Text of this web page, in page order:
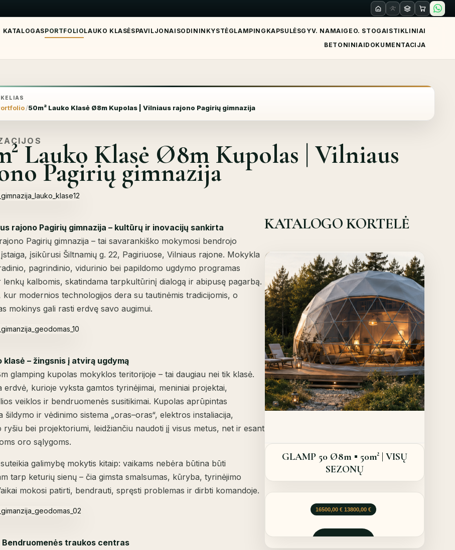
KATALOGASPORTFOLIOLAUKO KLASĖSPAVILJONAI SODININKYSTĖGLAMPING KAPSULĖSGYV. NAMAIGEO. STOGAI STIKLINIAI
BETONINIAIDOKUMENTACIJA
50m² Lauko Klasė Ø8m Kupolas | Vilniaus rajono Pagirių gimnazija
Lauko Klasė Ø8m Kupolas | Vilniaus
Pagirių gimnazija
rajono Pagirių gimnazija – kultūrų ir inovacijų sankirta
Pagirių gimnazija – tai savarankiško mokymosi bendrojo
įsikūrusi Šiltnamių g. 22, Pagiriuose, Vilniaus rajone. Mokykla
pagrindinio, vidurinio bei papildomo ugdymo programas
lenkų kalbomis, skatindama tarpkultūrinį dialogą ir abipusę pagarbą.
kur modernios technologijos dera su tautinėmis tradicijomis, o
mokinys gali rasti erdvę savo augimui.
klasė – žingsnis į atvirą ugdymą
glamping kupolas mokyklos teritorijoje – tai daugiau nei tik klasė.
erdvė, kurioje vyksta gamtos tyrinėjimai, meniniai projektai,
veiklos ir bendruomenės susitikimai. Kupolas aprūpintas
šildymo ir vėdinimo sistema „oras–oras“, elektros instaliacija,
ryšiu bei projektoriumi, leidžiančiu naudoti jį visus metus, net ir esant
oro sąlygoms.
galimybę mokytis kitaip: vaikams nebėra būtina būti
tarp keturių sienų – čia gimsta smalsumas, kūryba, tyrinėjimo
mokosi patirti, bendrauti, spręsti problemas ir dirbti komandoje.
Bendruomenės traukos centras
KATALOGO KORTELĖ
Details
Offer!
Quick View
GLAMP 50 Ø8m ▪︎ 50m² | VISŲ
SEZONŲ
16500,00 € Original price was: 16500,00 €.
13800,00 €Current price is: 13800,00 €.